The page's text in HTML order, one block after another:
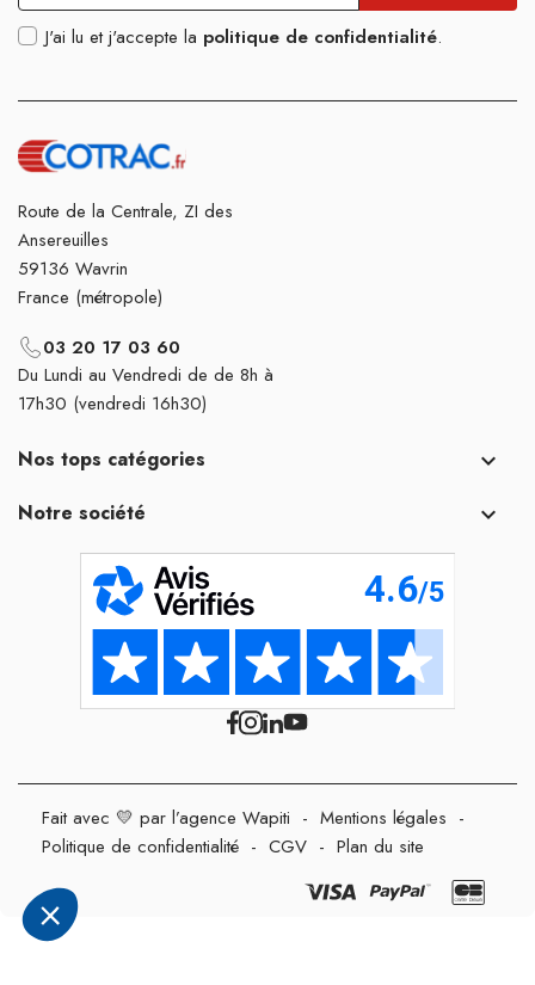
J'ai lu et j'accepte la politique de confidentialité.
Route de la Centrale, ZI des
Ansereuilles
59136 Wavrin
France (métropole)
03 20 17 03 60
Du Lundi au Vendredi de de 8h à
17h30 (vendredi 16h30)
Nos tops catégories 
Notre société 
Fait avec 💛 par l’agence Wapiti - Mentions légales -
Politique de confidentialité - CGV - Plan du site